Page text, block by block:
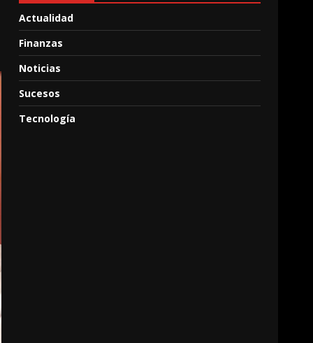
Actualidad
Finanzas
Noticias
Sucesos
Tecnología